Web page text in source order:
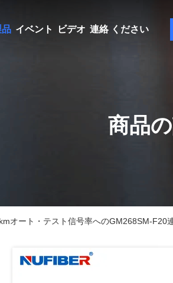
イベント ビデオ 連絡 ください
商品
オート・テスト信号率へのGM268SM-F20